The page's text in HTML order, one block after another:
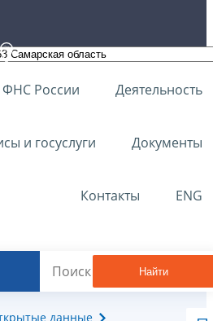
России Деятельность
и госуслуги Документы
Контакты ENG
Найти
данные